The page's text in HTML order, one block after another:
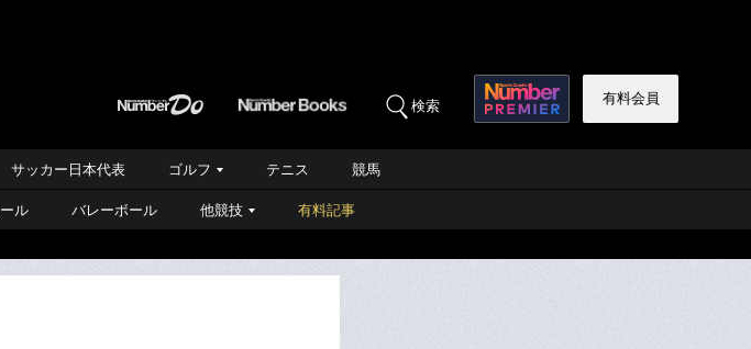
検索 有料会員
サッカー日本代表 ゴルフ テニス 競馬
ル バレーボール 他競技 有料記事